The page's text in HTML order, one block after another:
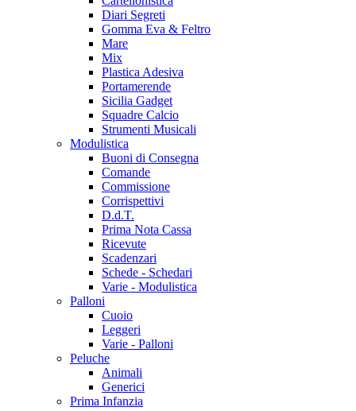
Diari Segreti
Gomma Eva & Feltro
Mare
Mix
Plastica Adesiva
Portamerende
Sicilia Gadget
Squadre Calcio
Strumenti Musicali
Modulistica
Buoni di Consegna
Comande
Commissione
Corrispettivi
D.d.T.
Prima Nota Cassa
Ricevute
Scadenzari
Schede - Schedari
Varie - Modulistica
Palloni
Cuoio
Leggeri
Varie - Palloni
Peluche
Animali
Generici
Prima Infanzia